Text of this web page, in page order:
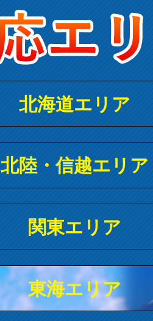
北海道エリア
北陸・信越エリア
関東エリア
東海エリア